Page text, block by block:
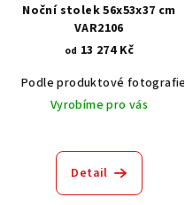
Noční stolek 56x53x37 cm
VAR2106
od 13 274 Kč
Podle produktové fotografie
Vyrobíme pro vás
Detail